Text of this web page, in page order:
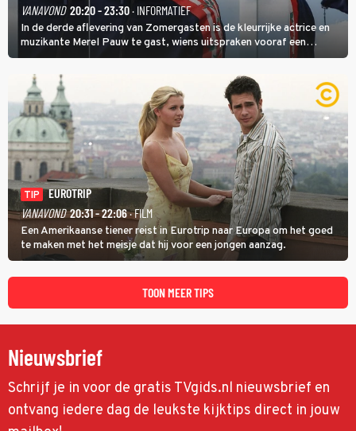
VANAVOND 20:20 - 23:30· INFORMATIEF
In de derde aflevering van Zomergasten is de kleurrijke actrice en
muzikante Merel Pauw te gast, wiens uitspraken vooraf een
boeiende avond beloven: 'Mijn ideale televisieavond is zoals mijn
identiteit: grenzeloos, absurd en vol angsten'.
TIP
EUROTRIP
VANAVOND 20:31 - 22:06· FILM
Een Amerikaanse tiener reist in Eurotrip naar Europa om het goed
te maken met het meisje dat hij voor een jongen aanzag.
TOON MEER TIPS
Nieuwsbrief
Schrijf je in voor de gratis TVgids.nl nieuwsbrief en
ontvang iedere dag de leukste kijktips direct in jouw